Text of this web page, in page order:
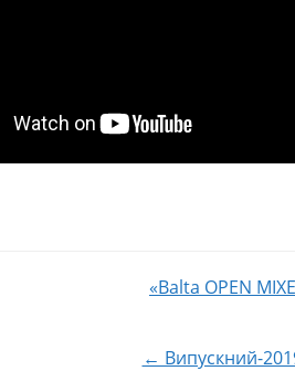
по записям«Balta OPEN
← Випускний-